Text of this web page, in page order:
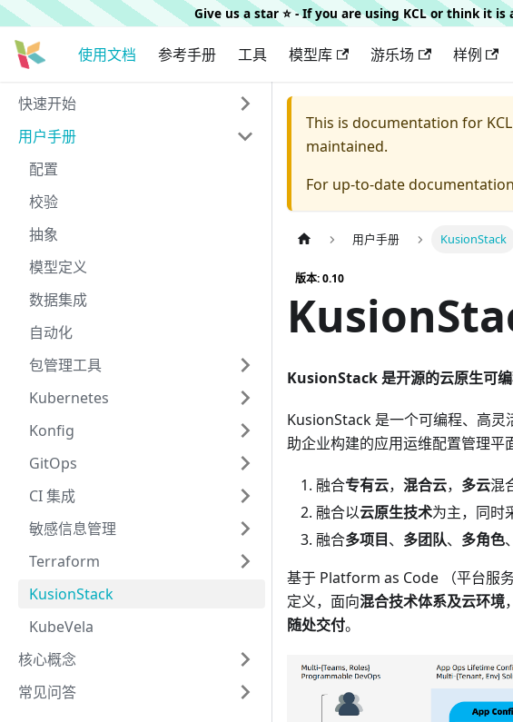
Give us a star ⭐️ - If you are using KCL or think it
使用文档 参考手册 工具 模型库 游乐场 样例
快速开始
用户手册
配置
校验
抽象
模型定义
数据集成
自动化
包管理工具
Kubernetes
Konfig
GitOps
CI 集成
敏感信息管理
Terraform
KusionStack
KubeVela
核心概念
常见问答
This is documentation for
maintained.
For up-to-date
用户手册 KusionStack
版本: 0.10
KusionStack 是开源的云原生可编
KusionStack 是一个可编程、高灵
助企业构建的应用运维配置管理平
融合专有云， 混合云， 多云混
融合以云原生技术为主，同时
融合多项目、 多团队、 多角色、
基于 Platform as Code （平台服
定义，面向混合技术体系及云环境
随处交付。